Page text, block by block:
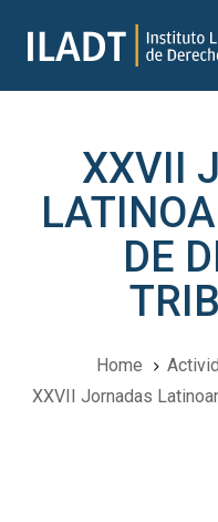
to
content
XXVII
DE
Home
XXVII Jornadas